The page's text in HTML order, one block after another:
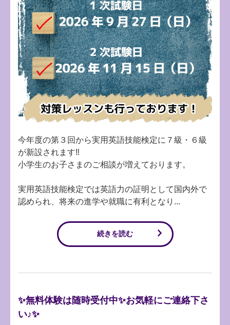
今年度の第３回から実用英語技能検定に７級・６級
が新設されます‼
小学生のお子さまのご相談が増えております。
実用英語技能検定では英語力の証明として国内外で
認められ、将来の進学や就職に有利となり...
続きを読む
✨無料体験は随時受付中✨お気軽にご連絡下さ
い♪✨